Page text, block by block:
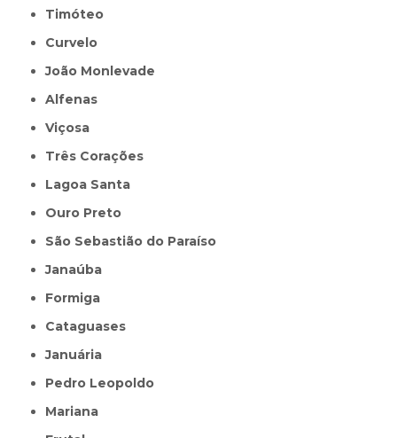
Timóteo
Curvelo
João Monlevade
Alfenas
Viçosa
Três Corações
Lagoa Santa
Ouro Preto
São Sebastião do Paraíso
Janaúba
Formiga
Cataguases
Januária
Pedro Leopoldo
Mariana